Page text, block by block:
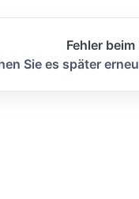
Fehler beim
Sie es später